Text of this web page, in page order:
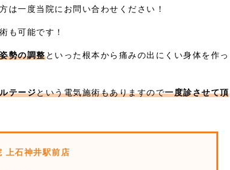
は一度当院にお問い合わせください！
も可能です！
勢の調整といった根本から痛みの出にくい身体を作っ
テージという電気施術もありますので一度診させて頂
上石神井駅前店